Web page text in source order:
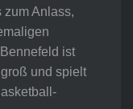
Anlass,
ist
und spielt